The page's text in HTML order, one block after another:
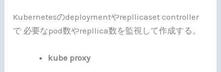
Kubernetesのdeploymentやrepllicaset controller
で 必要なpod数やrepllica数を監視して作成する。
kube proxy